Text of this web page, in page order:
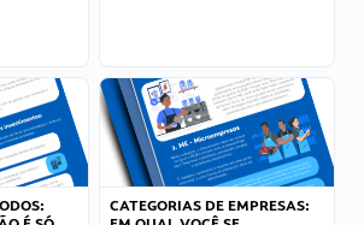
CATEGORIAS DE EMPRESAS: